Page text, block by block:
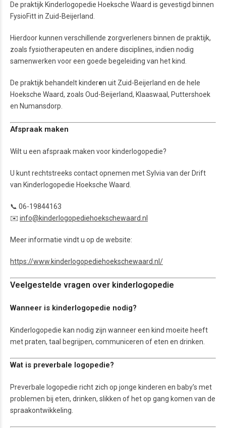
De praktijk Kinderlogopedie Hoeksche Waard is gevestigd binnen
FysioFitt in Zuid-Beijerland.
Hierdoor kunnen verschillende zorgverleners binnen de praktijk,
zoals fysiotherapeuten en andere disciplines, indien nodig
samenwerken voor een goede begeleiding van het kind.
De praktijk behandelt kinderen uit Zuid-Beijerland en de hele
Hoeksche Waard, zoals Oud-Beijerland, Klaaswaal, Puttershoek
en Numansdorp.
Afspraak maken
Wilt u een afspraak maken voor kinderlogopedie?
U kunt rechtstreeks contact opnemen met Sylvia van der Drift
van Kinderlogopedie Hoeksche Waard.
📞 06-19844163
✉️ info@kinderlogopediehoekschewaard.nl
Meer informatie vindt u op de website:
https://www.kinderlogopediehoekschewaard.nl/
Veelgestelde vragen over kinderlogopedie
Wanneer is kinderlogopedie nodig?
Kinderlogopedie kan nodig zijn wanneer een kind moeite heeft
met praten, taal begrijpen, communiceren of eten en drinken.
Wat is preverbale logopedie?
Preverbale logopedie richt zich op jonge kinderen en baby’s met
problemen bij eten, drinken, slikken of het op gang komen van de
spraakontwikkeling.